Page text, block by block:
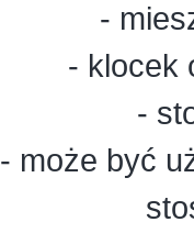
-
- klocek
-
- może być